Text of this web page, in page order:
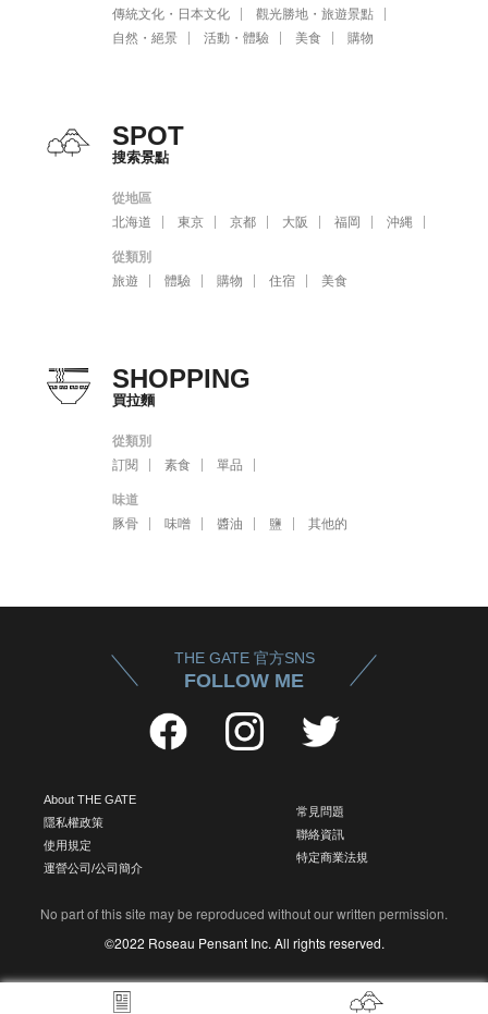
傳統文化・日本文化
觀光勝地・旅遊景點
自然・絕景
活動・體驗 美食 購物
SPOT
搜索景點
從地區
北海道
東京 京都 大阪 福岡 沖縄
從類別
旅遊
體驗 購物 住宿 美食
SHOPPING
買拉麵
從類別
訂閱
素食 單品
味道
豚骨
味噌 醬油 鹽 其他的
THE GATE 官方SNS
FOLLOW ME
About THE GATE
隱私權政策
使用規定
運營公司/公司簡介
常見問題
聯絡資訊
特定商業法規
No part of this site may be reproduced without our written permission.
©2022 Roseau Pensant Inc. All rights reserved.